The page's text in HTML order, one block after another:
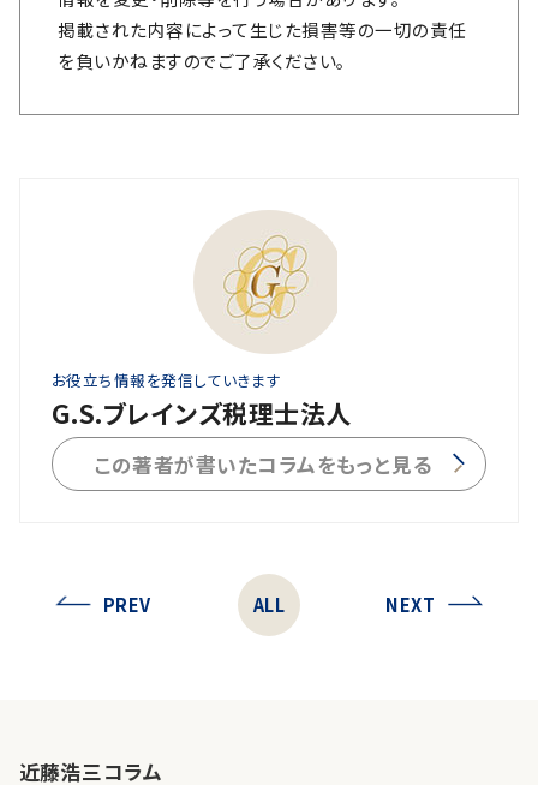
掲載された内容によって生じた損害等の一切の責任
を負いかねますのでご了承ください。
お役立ち情報を発信していきます
G.S.ブレインズ税理士法人
この著者が書いたコラムをもっと見る
PREV ALL NEXT
近藤浩三コラム